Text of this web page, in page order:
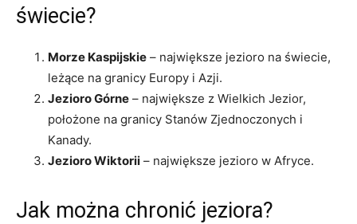
świecie?
Morze Kaspijskie – największe jezioro na świecie,
leżące na granicy Europy i Azji.
Jezioro Górne – największe z Wielkich Jezior,
położone na granicy Stanów Zjednoczonych i
Kanady.
Jezioro Wiktorii – największe jezioro w Afryce.
Jak można chronić jeziora?